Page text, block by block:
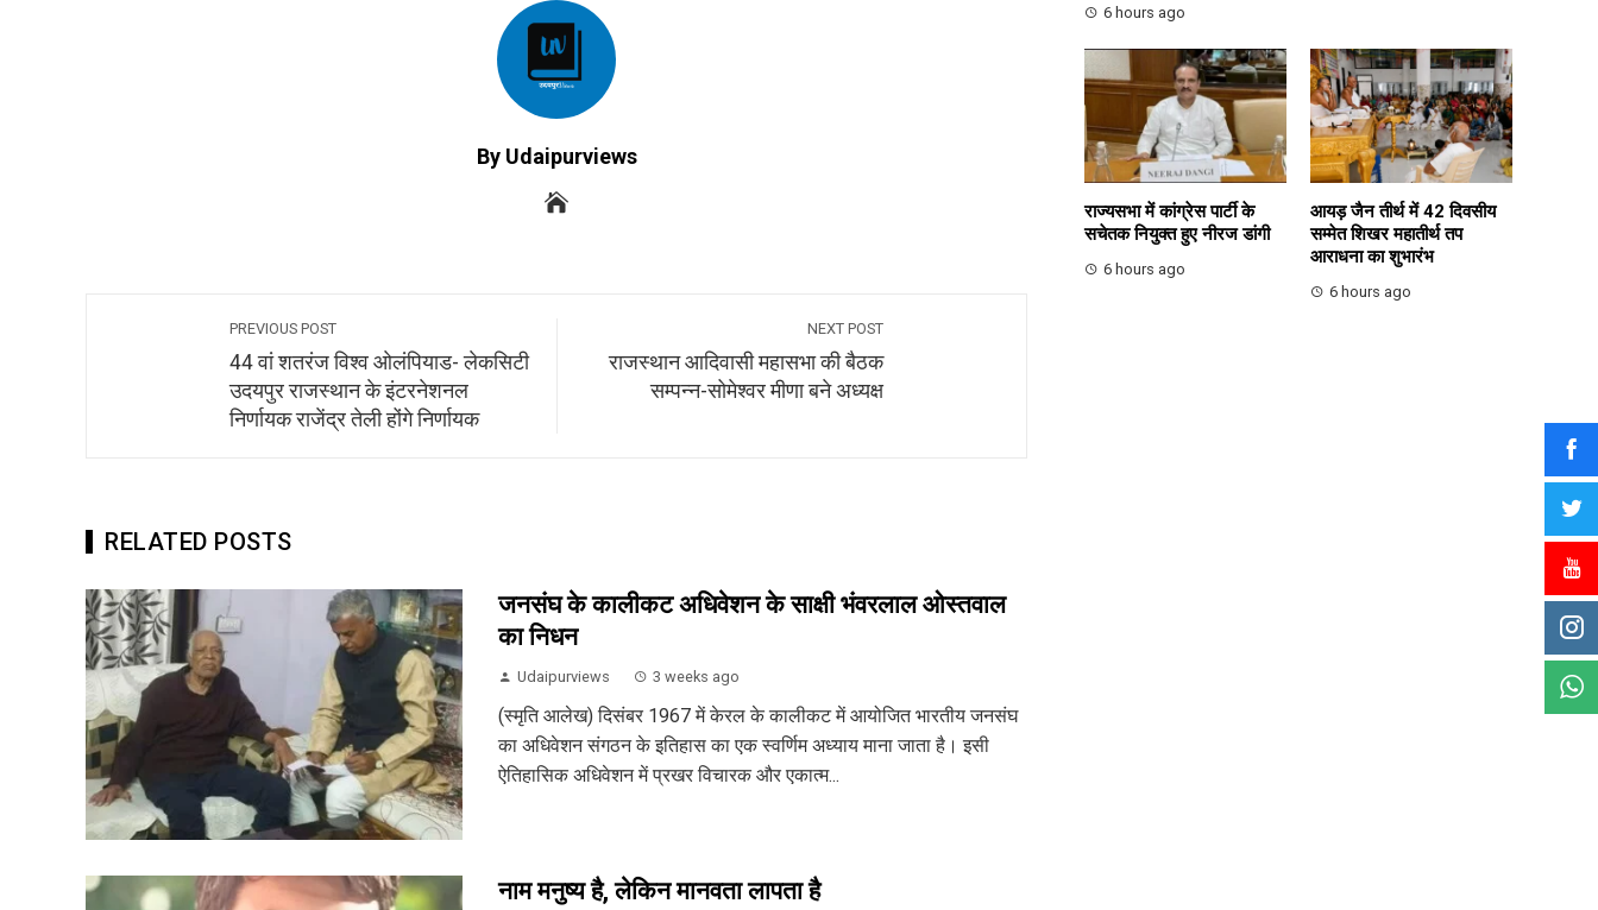
By Udaipurviews
PREVIOUS POST
44 वां शतरंज विश्व ओलंपियाड- लेकसिटी
उदयपुर राजस्थान के इंटरनेशनल
निर्णायक राजेंद्र तेली होंगे निर्णायक
NEXT POST
राजस्थान आदिवासी महासभा की बैठक
सम्पन्न-सोमेश्वर मीणा बने अध्यक्ष
RELATED POSTS
जनसंघ के कालीकट अधिवेशन के साक्षी भंवरलाल ओस्तवाल
का निधन
Udaipurviews 3 weeks ago
(स्मृति आलेख) दिसंबर 1967 में केरल के कालीकट में आयोजित भारतीय जनसंघ
का अधिवेशन संगठन के इतिहास का एक स्वर्णिम अध्याय माना जाता है। इसी
ऐतिहासिक अधिवेशन में प्रखर विचारक और एकात्म...
नाम मनुष्य है, लेकिन मानवता लापता है
6 hours ago
राज्यसभा में कांग्रेस पार्टी के
सचेतक नियुक्त हुए नीरज डांगी
6 hours ago
आयड़ जैन तीर्थ में 42 दिवसीय
सम्मेत शिखर महातीर्थ तप
आराधना का शुभारंभ
6 hours ago